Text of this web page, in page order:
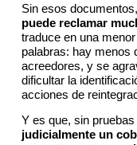
Sin esos
puede reclamar
traduce en una
palabras: hay menos
acreedores, y se
dificultar la
acciones de
Y es que, sin
judicialmente un